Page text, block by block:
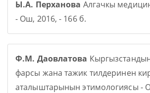
Ы.А. Перханова Алгачкы
- Ош, 2016, - 166 б.
Ф.М. Даовлатова
фарсы жана тажик тилдеринен
аталыштарынын этимологиясы -